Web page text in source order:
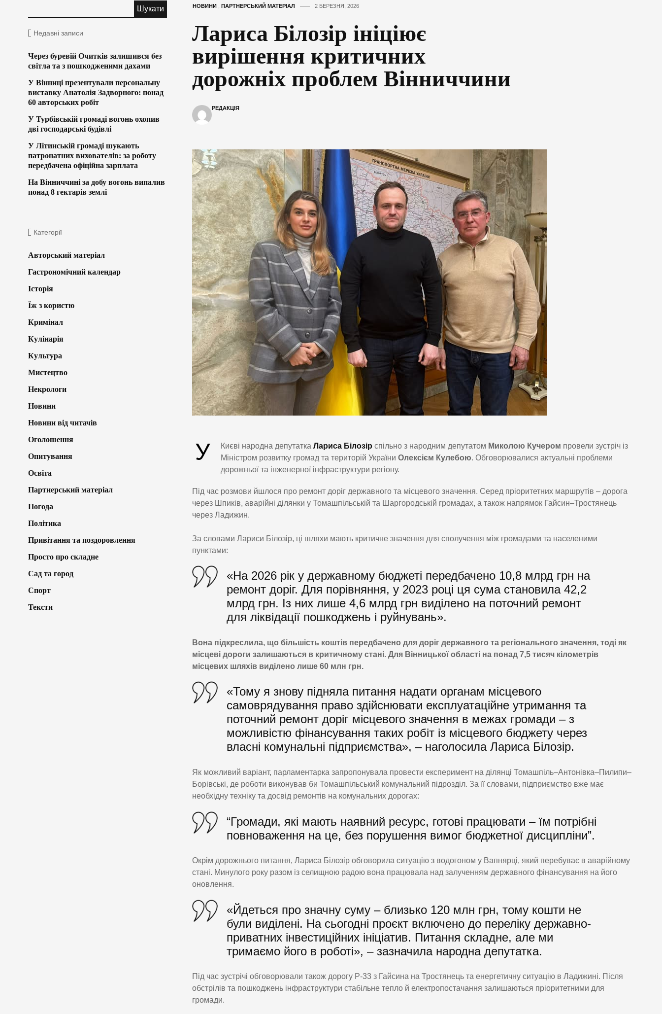
НОВИНИ, ПАРТНЕРСЬКИЙ МАТЕРІАЛ 2 БЕРЕЗНЯ, 2026
Лариса Білозір ініціює
вирішення критичних
дорожніх проблем Вінниччини
РЕДАКЦІЯ
У Києві народна депутатка Лариса Білозір спільно з народним депутатом Миколою Кучером провели зустріч із
Міністром розвитку громад та територій України Олексієм Кулебою. Обговорювалися актуальні проблеми
дорожньої та інженерної інфраструктури регіону.
Під час розмови йшлося про ремонт доріг державного та місцевого значення. Серед пріоритетних маршрутів – дорога
через Шпиків, аварійні ділянки у Томашпільській та Шаргородській громадах, а також напрямок Гайсин–Тростянець
через Ладижин.
За словами Лариси Білозір, ці шляхи мають критичне значення для сполучення між громадами та населеними
пунктами:
«На 2026 рік у державному бюджеті передбачено 10,8 млрд грн на
ремонт доріг. Для порівняння, у 2023 році ця сума становила 42,2
млрд грн. Із них лише 4,6 млрд грн виділено на поточний ремонт
для ліквідації пошкоджень і руйнувань».
Вона підкреслила, що більшість коштів передбачено для доріг державного та регіонального значення, тоді як
місцеві дороги залишаються в критичному стані. Для Вінницької області на понад 7,5 тисяч кілометрів
місцевих шляхів виділено лише 60 млн грн.
«Тому я знову підняла питання надати органам місцевого
самоврядування право здійснювати експлуатаційне утримання та
поточний ремонт доріг місцевого значення в межах громади – з
можливістю фінансування таких робіт із місцевого бюджету через
власні комунальні підприємства», – наголосила Лариса Білозір.
Як можливий варіант, парламентарка запропонувала провести експеримент на ділянці Томашпіль–Антонівка–Пилипи–
Борівські, де роботи виконував би Томашпільський комунальний підрозділ. За її словами, підприємство вже має
необхідну техніку та досвід ремонтів на комунальних дорогах:
“Громади, які мають наявний ресурс, готові працювати – їм потрібні
повноваження на це, без порушення вимог бюджетної дисципліни”.
Окрім дорожнього питання, Лариса Білозір обговорила ситуацію з водогоном у Вапнярці, який перебуває в аварійному
стані. Минулого року разом із селищною радою вона працювала над залученням державного фінансування на його
оновлення.
«Йдеться про значну суму – близько 120 млн грн, тому кошти не
були виділені. На сьогодні проєкт включено до переліку державно-
приватних інвестиційних ініціатив. Питання складне, але ми
тримаємо його в роботі», – зазначила народна депутатка.
Під час зустрічі обговорювали також дорогу Р-33 з Гайсина на Тростянець та енергетичну ситуацію в Ладижині. Після
обстрілів та пошкоджень інфраструктури стабільне тепло й електропостачання залишаються пріоритетними для
громади.
Недавні записи
Через буревій Очитків залишився без
світла та з пошкодженими дахами
У Вінниці презентували персональну
виставку Анатолія Задворного: понад
60 авторських робіт
У Турбівській громаді вогонь охопив
дві господарські будівлі
У Літинській громаді шукають
патронатних вихователів: за роботу
передбачена офіційна зарплата
На Вінниччині за добу вогонь випалив
понад 8 гектарів землі
Категорії
Авторський матеріал
Гастрономічний календар
Історія
Їж з користю
Кримінал
Кулінарія
Культура
Мистецтво
Некрологи
Новини
Новини від читачів
Оголошення
Опитування
Освіта
Партнерський матеріал
Погода
Політика
Привітання та поздоровлення
Просто про складне
Сад та город
Спорт
Тексти